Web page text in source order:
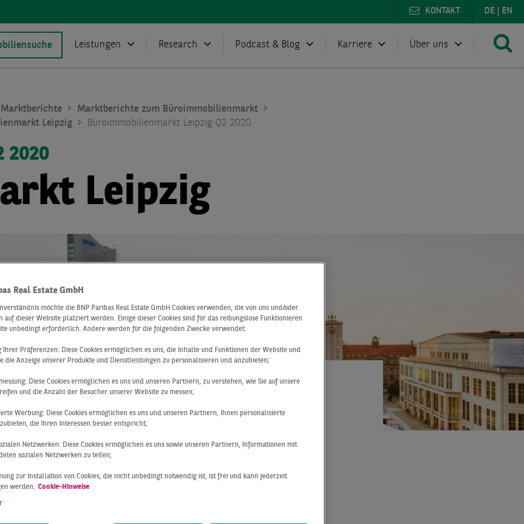
DE EN
KONTAKT
Leistungen Research Podcast & Blog Karriere Über uns
Marktberichte
Marktberichte zum Büroimmobilienmarkt
Leipzig
Büroimmobilienmarkt Leipzig Q2 2020
2020
Leipzig
von 49.000 m² liegt das Ergebnis der Sachsenmetropole
Real Estate GmbH
möchte die BNP Paribas Real Estate GmbH Cookies verwenden, die von uns und/oder
auf dieser Website platziert werden. Einige dieser Cookies sind für das reibungslose Funktionieren
unbedingt erforderlich. Andere werden für die folgenden Zwecke verwendet:
Ihrer Präferenzen: Diese Cookies ermöglichen es uns, die Inhalte und Funktionen der Website und
die Anzeige unserer Produkte und Dienstleistungen zu personalisieren und anzubieten;
Diese Cookies ermöglichen es uns und unseren Partnern, zu verstehen, wie Sie auf unsere
und die Anzahl der Besucher unserer Website zu messen;
Werbung: Diese Cookies ermöglichen es uns und unseren Partnern, Ihnen personalisierte
die Ihren Interessen besser entspricht;
Netzwerken: Diese Cookies ermöglichen es uns sowie unseren Partnern, Informationen mit
sozialen Netzwerken zu teilen;
zur Installation von Cookies, die nicht unbedingt notwendig ist, ist frei und kann jederzeit
werden. Cookie-Hinweise